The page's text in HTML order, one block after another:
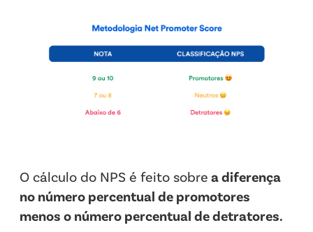
O cálculo do NPS é feito sobre a diferença
no número percentual de promotores
menos o número percentual de detratores.